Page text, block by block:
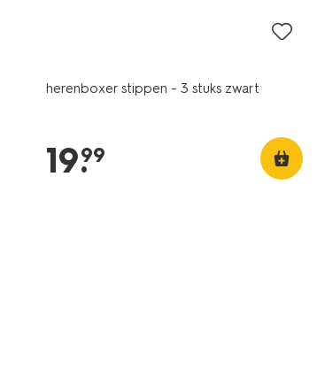
herenboxer stippen - 3 stuks zwart
19.
99